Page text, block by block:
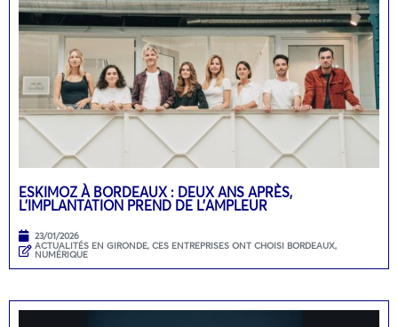
ESKIMOZ À BORDEAUX : DEUX ANS APRÈS,
L’IMPLANTATION PREND DE L’AMPLEUR
23/01/2026
ACTUALITÉS EN GIRONDE, CES ENTREPRISES ONT CHOISI BORDEAUX,
NUMÉRIQUE